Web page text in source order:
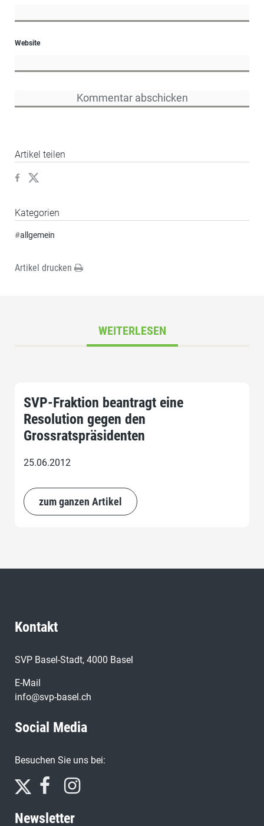
Website
Artikel teilen
Kategorien
#allgemein
Artikel drucken
WEITERLESEN
SVP-Fraktion beantragt eine
Resolution gegen den
Grossratspräsidenten
25.06.2012
zum ganzen Artikel
Kontakt
SVP Basel-Stadt, 4000 Basel
E-Mail
info@svp-basel.ch
Social Media
Besuchen Sie uns bei:
Newsletter